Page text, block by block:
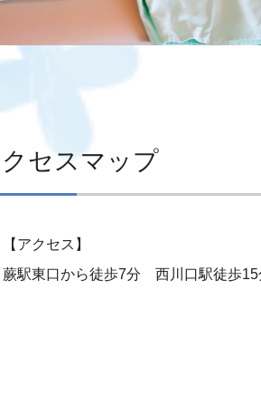
セスマップ
【アクセス】
蕨駅東口から徒歩7分 西川口駅徒歩15